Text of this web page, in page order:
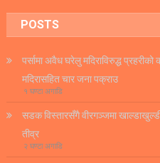
POSTS
पर्सामा अवैध घरेलु मदिराविरुद्ध
मदिरासहित चार जना पक्राउ
१ घण्टा अगाडि
सडक विस्तारसँगै वीरगञ्जमा
तीव्र
२ घण्टा अगाडि